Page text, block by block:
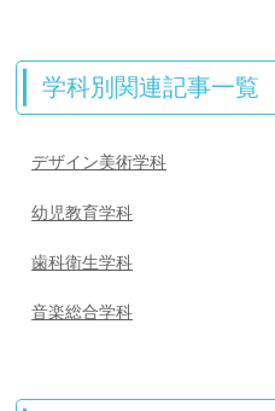
学科別関連記事一覧
デザイン美術学科
幼児教育学科
歯科衛生学科
音楽総合学科